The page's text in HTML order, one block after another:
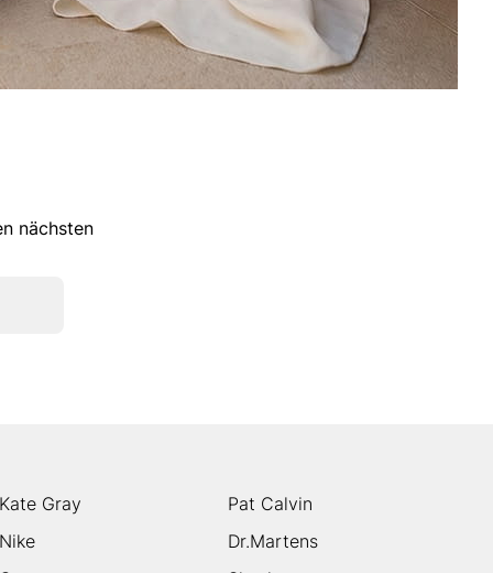
nächsten
Kate Gray
Pat Calvin
Nike
Dr.Martens